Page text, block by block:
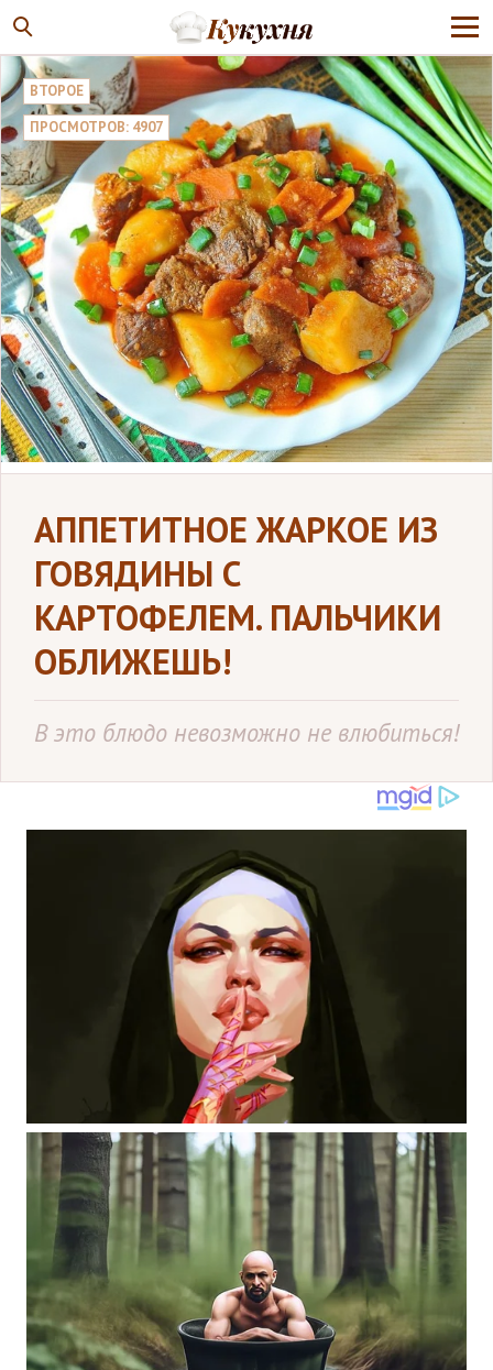
ВТОРОЕ
ПРОСМОТРОВ: 4907
АППЕТИТНОЕ ЖАРКОЕ ИЗ
ГОВЯДИНЫ С
КАРТОФЕЛЕМ. ПАЛЬЧИКИ
ОБЛИЖЕШЬ!
В это блюдо невозможно не влюбиться!